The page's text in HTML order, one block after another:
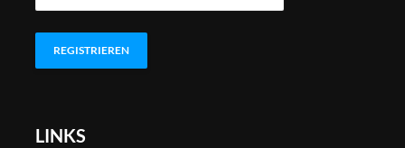
LINKS